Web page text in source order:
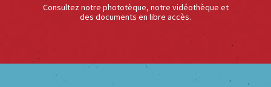
Consultez notre phototèque, notre vidéothèque et
des documents en libre accès.